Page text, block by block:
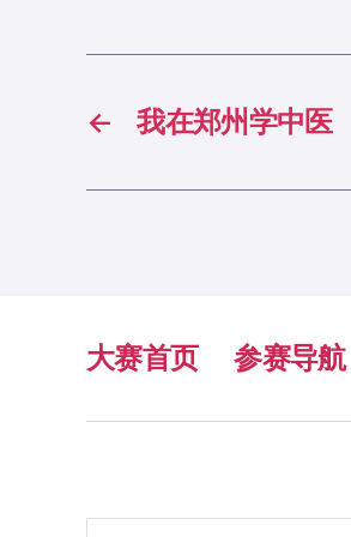
← 我在郑州学中医
大赛首页 参赛导航